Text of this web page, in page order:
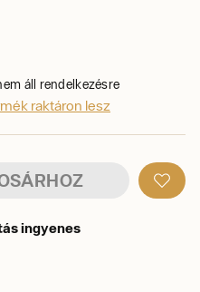
áll rendelkezésre
raktáron lesz
ingyenes